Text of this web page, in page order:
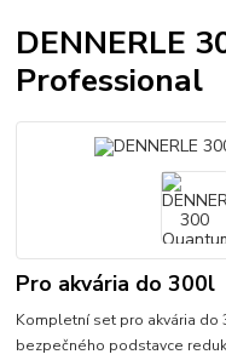
DENNERLE
Professional
Pro akvária do 300l
Kompletní set pro akvária do
bezpečného podstavce